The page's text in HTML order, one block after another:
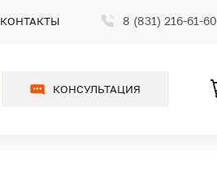
КОНТАКТЫ 8 (831) 216-61-60
КОНСУЛЬТАЦИЯ